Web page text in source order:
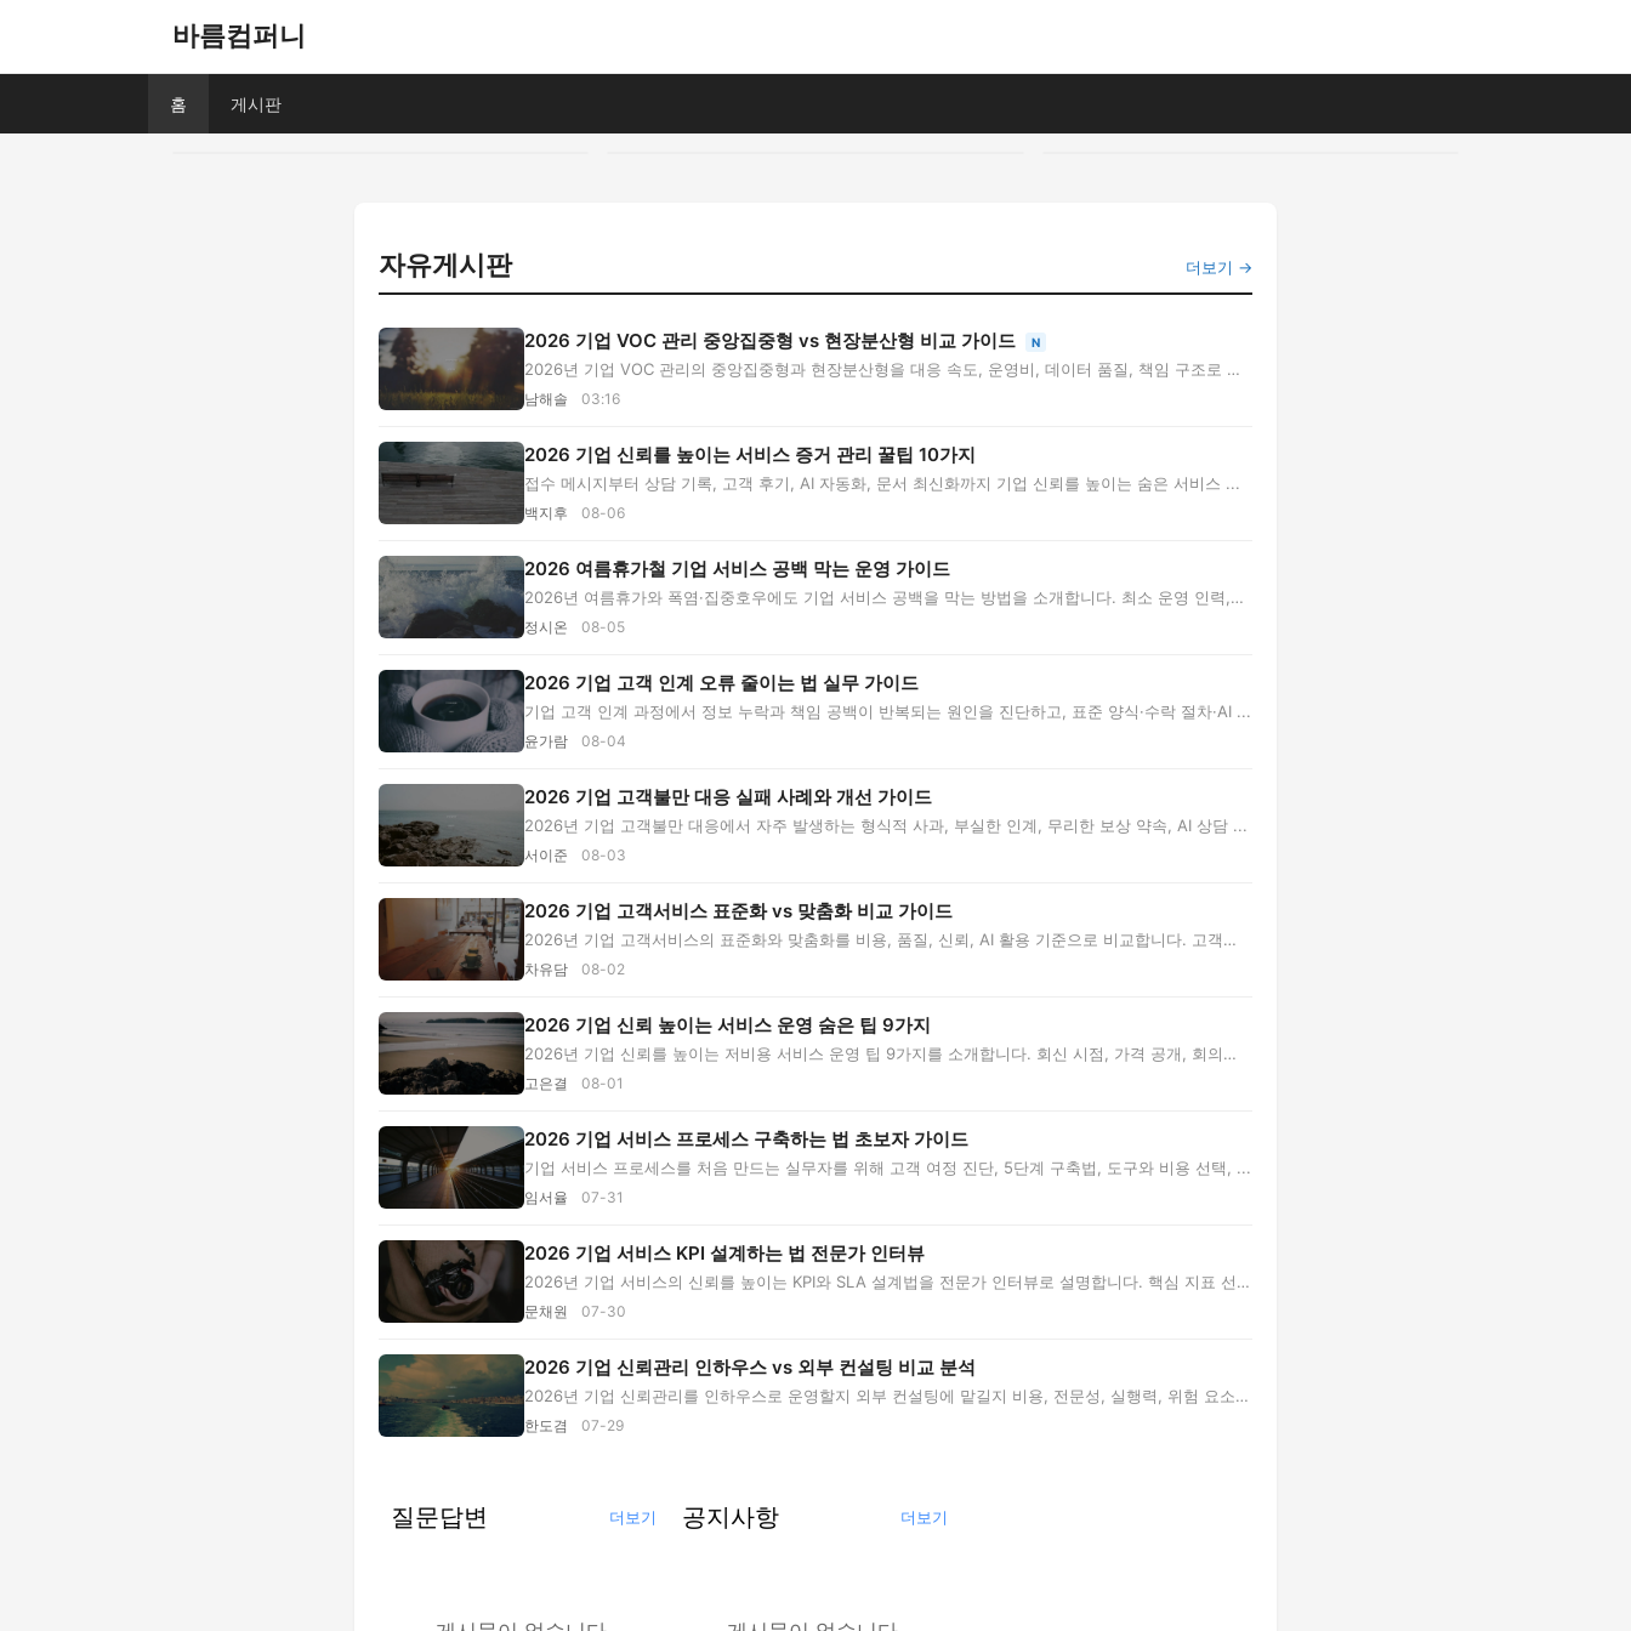
바름컴퍼니
홈 게시판
자유게시판
2026 기업 VOC 관리 중앙집중형 vs 현장분산형 비교 가이드 N
2026년 기업 VOC 관리의 중앙집중형과 현장분산형을 대응 속도, 운영비, 데이터 품질, 책임 구조로 비
교...
남해솔 03:16
2026 기업 신뢰를 높이는 서비스 증거 관리 꿀팁 10가지
접수 메시지부터 상담 기록, 고객 후기, AI 자동화, 문서 최신화까지 기업 신뢰를 높이는 숨은 서비스 ...
백지후 08-06
2026 여름휴가철 기업 서비스 공백 막는 운영 가이드
2026년 여름휴가와 폭염·집중호우에도 기업 서비스 공백을 막는 방법을 소개합니다. 최소 운영 인력,
고...
정시온 08-05
2026 기업 고객 인계 오류 줄이는 법 실무 가이드
기업 고객 인계 과정에서 정보 누락과 책임 공백이 반복되는 원인을 진단하고, 표준 양식·수락 절차·AI ...
윤가람 08-04
2026 기업 고객불만 대응 실패 사례와 개선 가이드
2026년 기업 고객불만 대응에서 자주 발생하는 형식적 사과, 부실한 인계, 무리한 보상 약속, AI 상담 ...
서이준 08-03
2026 기업 고객서비스 표준화 vs 맞춤화 비교 가이드
2026년 기업 고객서비스의 표준화와 맞춤화를 비용, 품질, 신뢰, AI 활용 기준으로 비교합니다. 고객
여...
차유담 08-02
2026 기업 신뢰 높이는 서비스 운영 숨은 팁 9가지
2026년 기업 신뢰를 높이는 저비용 서비스 운영 팁 9가지를 소개합니다. 회신 시점, 가격 공개, 회의
록,...
고은결 08-01
2026 기업 서비스 프로세스 구축하는 법 초보자 가이드
기업 서비스 프로세스를 처음 만드는 실무자를 위해 고객 여정 진단, 5단계 구축법, 도구와 비용 선택, ...
임서율 07-31
2026 기업 서비스 KPI 설계하는 법 전문가 인터뷰
2026년 기업 서비스의 신뢰를 높이는 KPI와 SLA 설계법을 전문가 인터뷰로 설명합니다. 핵심 지표 선
정,...
문채원 07-30
2026 기업 신뢰관리 인하우스 vs 외부 컨설팅 비교 분석
2026년 기업 신뢰관리를 인하우스로 운영할지 외부 컨설팅에 맡길지 비용, 전문성, 실행력, 위험 요소
로...
한도겸 07-29
더보기 →
질문답변 더보기 공지사항 더보기